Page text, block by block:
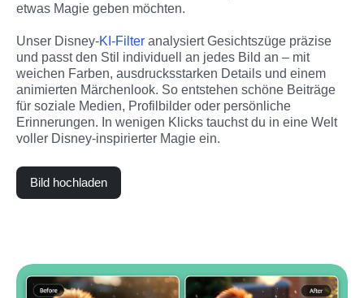
etwas Magie geben möchten.
Unser Disney-KI-Filter analysiert Gesichtszüge präzise
und passt den Stil individuell an jedes Bild an – mit
weichen Farben, ausdrucksstarken Details und einem
animierten Märchenlook. So entstehen schöne Beiträge
für soziale Medien, Profilbilder oder persönliche
Erinnerungen. In wenigen Klicks tauchst du in eine Welt
voller Disney-inspirierter Magie ein.
Bild hochladen